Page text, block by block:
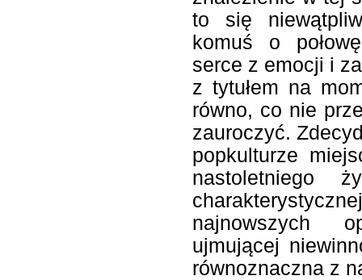
to się
komuś o
serce z emocji i
z tytułem na
równo, co nie
zauroczyć.
popkulturze
nastoletniego
najnowszych
ujmującej
równoznaczna z